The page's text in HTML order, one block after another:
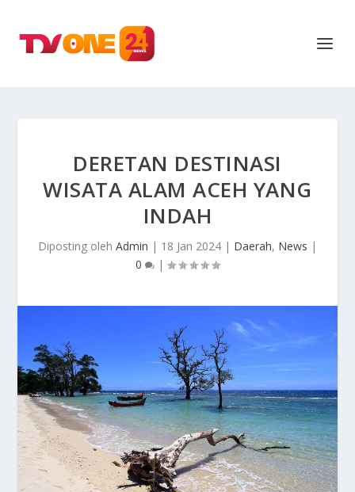
DERETAN DESTINASI
WISATA ALAM ACEH YANG
INDAH
Diposting oleh Admin | 18 Jan 2024 | Daerah, News |
0
|